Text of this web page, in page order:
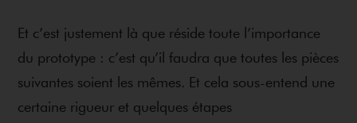
Et c’est justement là que réside toute l’importance
du prototype : c’est qu’il faudra que toutes les pièces
suivantes soient les mêmes. Et cela sous-entend une
certaine rigueur et quelques étapes